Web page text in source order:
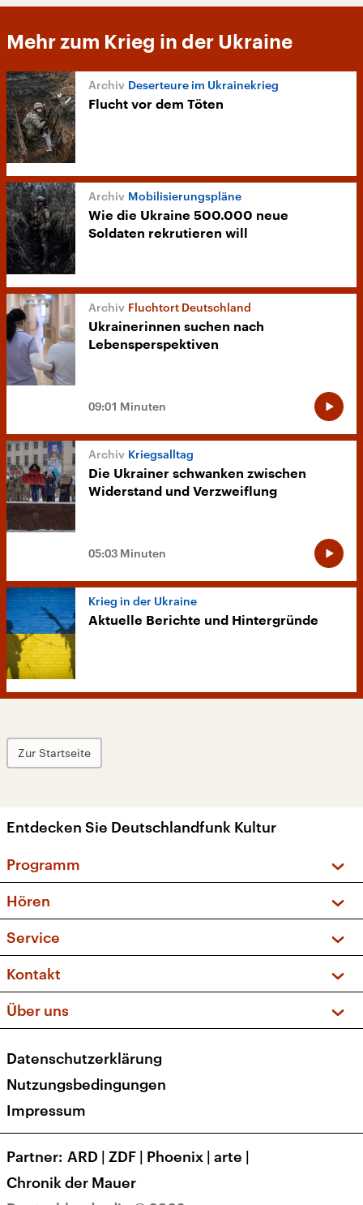
Mehr zum Krieg in der Ukraine
Deserteure im Ukrainekrieg
Flucht vor dem Töten
Mobilisierungspläne
Wie die Ukraine 500.000 neue
Soldaten rekrutieren will
Fluchtort Deutschland
Ukrainerinnen suchen nach
Lebensperspektiven
09:01 Minuten
Kriegsalltag
Die Ukrainer schwanken zwischen
Widerstand und Verzweiflung
05:03 Minuten
Krieg in der Ukraine
Aktuelle Berichte und Hintergründe
Zur Startseite
Entdecken Sie Deutschlandfunk Kultur
Programm
Sendungen und Podcasts
Musikliste
Kakadu – Das Kinderprogramm
Hören
Frequenzen (UKW + DAB+)
Service
FAQ
Apps
Newsletter
Kontakt
Social Media
Über uns
Presse
Karriere
Transparenz
Datenschutzerklärung
Nutzungsbedingungen
Impressum
Partner ARD | ZDF | Phoenix | arte |
Chronik der Mauer